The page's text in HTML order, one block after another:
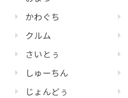
かわぐち
クルム
さいとぅ
しゅーちん
じょんどぅ